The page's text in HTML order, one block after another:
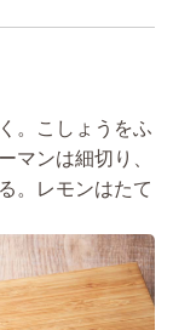
。こしょうをふ
マンは細切り、
。レモンはたて